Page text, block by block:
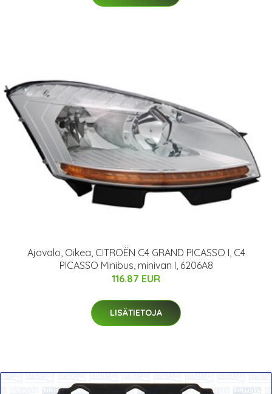
Ajovalo, Oikea, CITROËN C4 GRAND PICASSO I, C4
PICASSO Minibus, minivan I, 6206A8
116.87 EUR
LISÄTIETOJA